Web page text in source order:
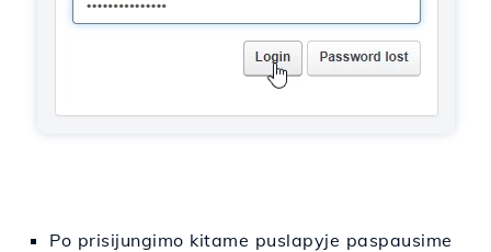
Po prisijungimo kitame puslapyje paspausime